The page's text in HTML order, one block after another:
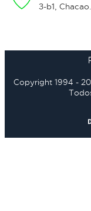
3-b1, Chacao.
Copyright 1994 -